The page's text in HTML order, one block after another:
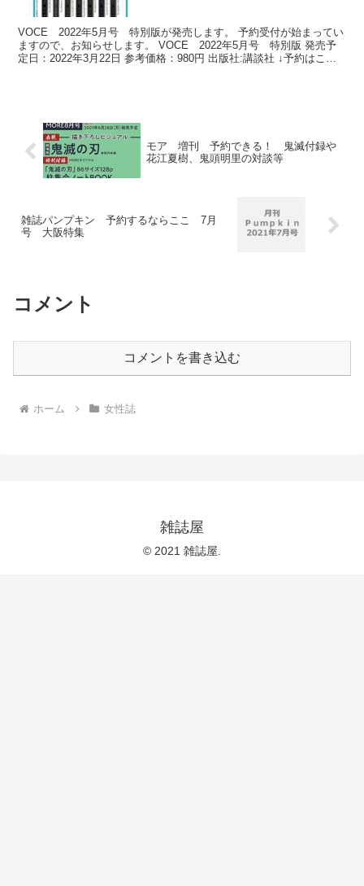
VOCE 2022年5月号 特別版が発売します。 予約受付が始まってい
ますので、お知らせします。 VOCE 2022年5月号 特別版 発売予
定日：2022年3月22日 参考価格：980円 出版社:講談社 ↓予約はこち
モア 増刊 予約できる！ 鬼滅付録や
花江夏樹、鬼頭明里の対談等
雑誌パンプキン 予約するならここ 7月
号 大阪特集
コメント
コメントを書き込む
ホーム 女性誌
雑誌屋
© 2021 雑誌屋.